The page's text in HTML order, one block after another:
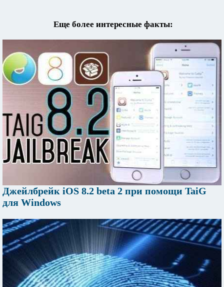
Еще более интересные факты:
Джейлбрейк iOS 8.2 beta 2 при помощи TaiG
для Windows